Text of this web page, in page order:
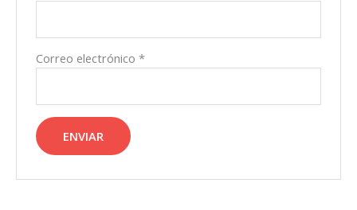
Correo electrónico*